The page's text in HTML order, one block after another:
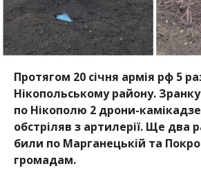
Протягом 20 січня армія рф 5
Нікопольському району.
по Нікополю 2 дрони-
обстріляв з артилерії. Ще два
били по Марганецькій та
громадам.